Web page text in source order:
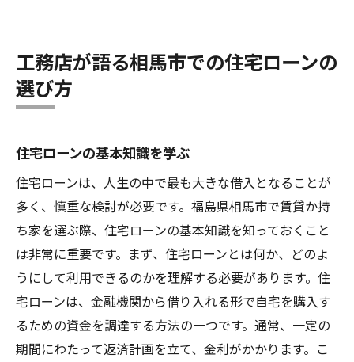
工務店が語る相馬市での住宅ローンの
選び方
住宅ローンの基本知識を学ぶ
住宅ローンは、人生の中で最も大きな借入となることが
多く、慎重な検討が必要です。福島県相馬市で賃貸か持
ち家を選ぶ際、住宅ローンの基本知識を知っておくこと
は非常に重要です。まず、住宅ローンとは何か、どのよ
うにして利用できるのかを理解する必要があります。住
宅ローンは、金融機関から借り入れる形で自宅を購入す
るための資金を調達する方法の一つです。通常、一定の
期間にわたって返済計画を立て、金利がかかります。こ